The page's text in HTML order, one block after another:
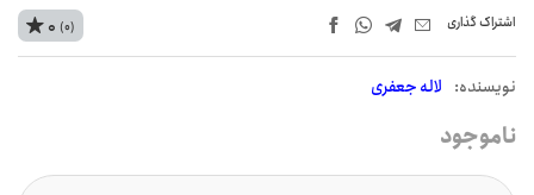
اشتراک‌ گذاری
نويسنده: لاله جعفری
0 (0)
ناموجود